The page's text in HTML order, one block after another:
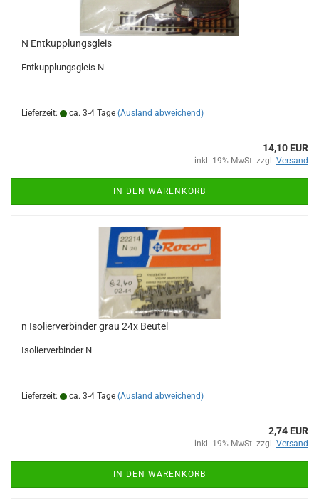
N Entkupplungsgleis
Entkupplungsgleis N
Lieferzeit: ca. 3-4 Tage (Ausland abweichend)
14,10 EUR
inkl. 19% MwSt. zzgl. Versand
IN DEN WARENKORB
n Isolierverbinder grau 24x Beutel
Isolierverbinder N
Lieferzeit: ca. 3-4 Tage (Ausland abweichend)
2,74 EUR
inkl. 19% MwSt. zzgl. Versand
IN DEN WARENKORB